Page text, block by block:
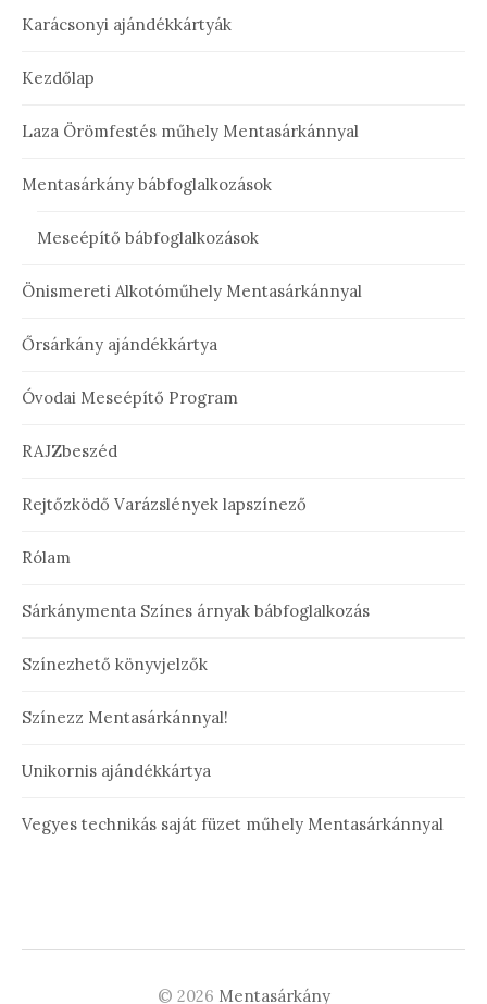
Karácsonyi ajándékkártyák
Kezdőlap
Laza Örömfestés műhely Mentasárkánnyal
Mentasárkány bábfoglalkozások
Meseépítő bábfoglalkozások
Önismereti Alkotóműhely Mentasárkánnyal
Őrsárkány ajándékkártya
Óvodai Meseépítő Program
RAJZbeszéd
Rejtőzködő Varázslények lapszínező
Rólam
Sárkánymenta Színes árnyak bábfoglalkozás
Színezhető könyvjelzők
Színezz Mentasárkánnyal!
Unikornis ajándékkártya
Vegyes technikás saját füzet műhely Mentasárkánnyal
© 2026 Mentasárkány